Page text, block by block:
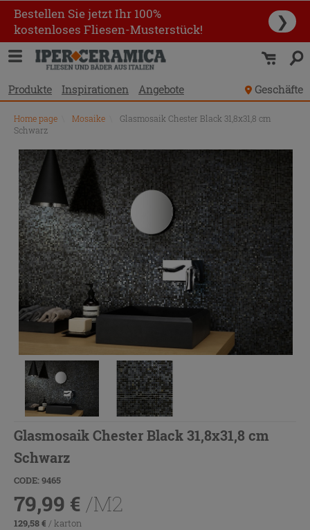
Bestellen Sie jetzt Ihr 100%
kostenloses Fliesen-Musterstück!
❯
Produkte Inspirationen Angebote Geschäfte
Home page Mosaike
Glasmosaik Chester Black 31,8x31,8 cm
Schwarz
Glasmosaik Chester Black 31,8x31,8 cm
Schwarz
CODE: 9465
79,99 € /M2
129,58€ / karton